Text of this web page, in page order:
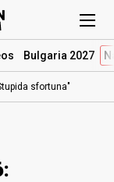
Bulgaria 2027
sfortuna"
: